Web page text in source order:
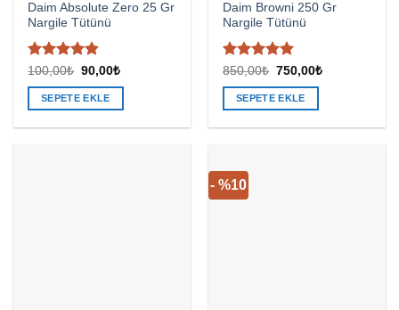
Daim Absolute Zero 25 Gr
Nargile Tütünü
5
üzerinden
4.8oy aldı
100,00₺ Orijinal
100,00₺.
90,00₺Şu
SEPETE EKLE
Daim Browni 250 Gr
Nargile Tütünü
5 üzerinden
5oy aldı
850,00₺ Orijinal
850,00₺.
750,00₺Şu
SEPETE EKLE
- %10